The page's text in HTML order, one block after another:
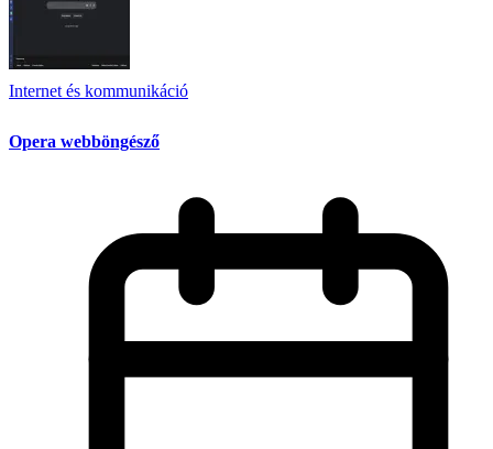
Internet és kommunikáció
Opera webböngésző